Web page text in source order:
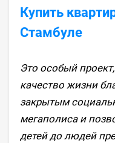
Купить
Стамбуле
Это особый
качество жизни
закрытым
мегаполиса и
детей до людей